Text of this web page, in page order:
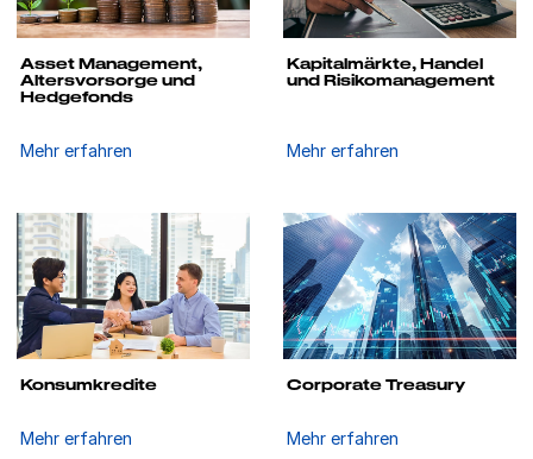
Asset Management,
Altersvorsorge und
Hedgefonds
Mehr erfahren
Kapitalmärkte, Handel
und Risikomanagement
Mehr erfahren
Konsumkredite
Mehr erfahren
Corporate Treasury
Mehr erfahren